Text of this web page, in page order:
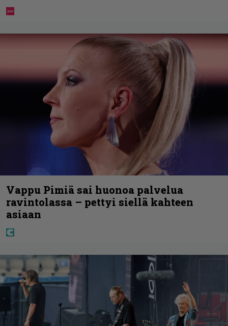
Vappu Pimiä sai huonoa palvelua
ravintolassa – pettyi siellä kahteen
asiaan